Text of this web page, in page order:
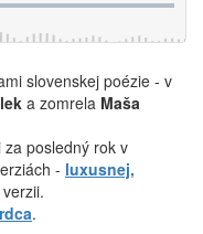
slovenskej poézie - v
a zomrela Maša
za posledný rok v
- luxusnej,
.